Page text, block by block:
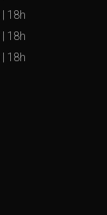
18h
18h
18h